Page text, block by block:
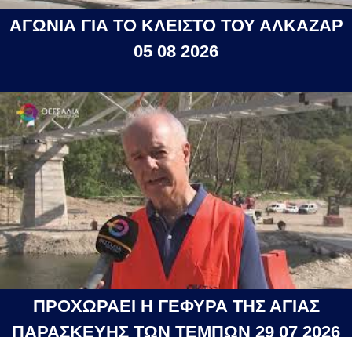
ΑΓΩΝΙΑ ΓΙΑ ΤΟ ΚΛΕΙΣΤΟ ΤΟΥ ΑΛΚΑΖΑΡ
05 08 2026
ΠΡΟΧΩΡΑΕΙ Η ΓΕΦΥΡΑ ΤΗΣ ΑΓΙΑΣ
ΠΑΡΑΣΚΕΥΗΣ ΤΩΝ ΤΕΜΠΩΝ 29 07 2026